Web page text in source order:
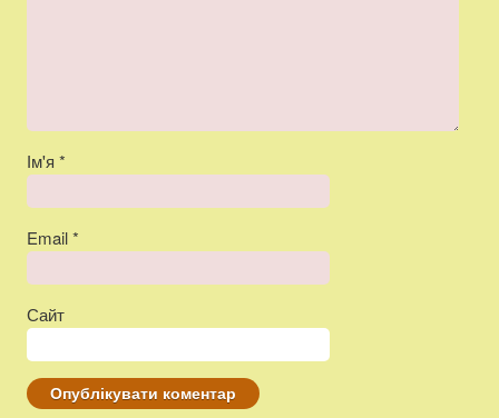
Ім'я *
Email*
Сайт